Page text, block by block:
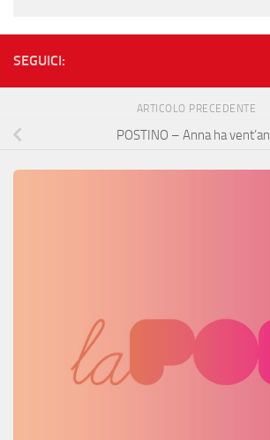
SEGUICI:
ARTICOLO PRECEDENTE
POSTINO – Anna ha